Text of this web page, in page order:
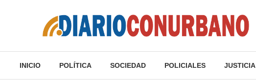
INICIO POLÍTICA SOCIEDAD POLICIALES JUSTICIA